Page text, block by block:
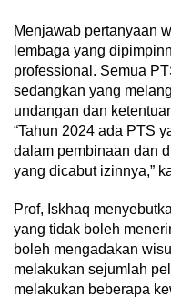
Menjawab pertanyaan
lembaga yang
professional. Semua
sedangkan yang
undangan dan
“Tahun 2024 ada PTS
dalam pembinaan dan
yang dicabut izinnya,”
Prof, Iskhaq
yang tidak boleh
boleh mengadakan
melakukan sejumlah
melakukan beberapa